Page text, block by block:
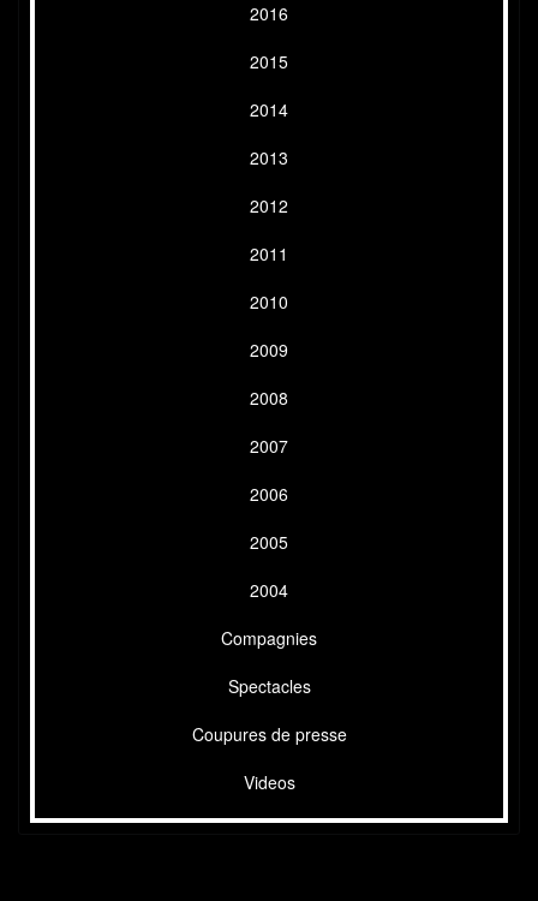
2016
2015
2014
2013
2012
2011
2010
2009
2008
2007
2006
2005
2004
Compagnies
Spectacles
Coupures de presse
Videos